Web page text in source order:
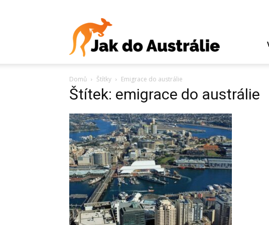
do
Austrálie?
Víza,
Domů Štítky Emigrace do austrálie
Štítek: emigrace do austrálie